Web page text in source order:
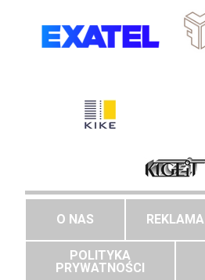
O NAS REKLAMA
POLITYKA
PRYWATNOŚCI